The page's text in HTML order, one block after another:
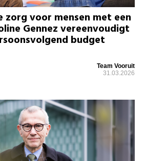
zorg voor mensen met een
Gennez vereenvoudigt
budget
Team Vooruit
31.03.2026